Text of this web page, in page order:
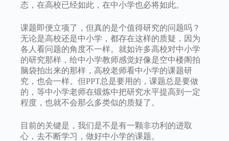
态，在高校已经如此，在中小学也必将如此。
课题即便立项了，但真的是个值得研究的问题吗？
无论是高校还是中小学，都存在这样的质疑，因为
各人看问题的角度不一样。就如许多高校对中小学
的研究那样，给中小学教师感觉好像是空中楼阁拍
脑袋拍出来的那样，高校老师看中小学的课题研
究，也会一样。但PPT总是要用的，课题总是要做
的，等中小学老师在锻炼中把研究水平提高到一定
程度，也就不会那么多类似的质疑了。
目前的关键是，我们是不是有一颗非功利的进取
心，去不断学习，做好中小学的课题。